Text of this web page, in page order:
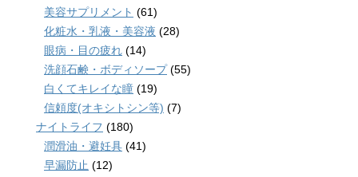
美容サプリメント (61)
化粧水・乳液・美容液 (28)
眼病・目の疲れ (14)
洗顔石鹸・ボディソープ(55)
白くてキレイな瞳 (19)
信頼度(オキシトシン等) (7)
ナイトライフ (180)
潤滑油・避妊具 (41)
早漏防止 (12)